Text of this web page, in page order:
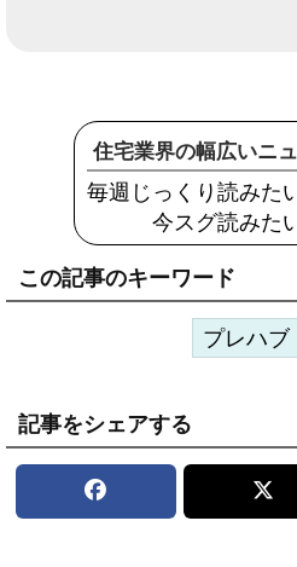
住宅業界の幅広いニ
毎週じっくり読みた
今スグ読みた
この記事のキーワード
プレハブ
記事をシェアする